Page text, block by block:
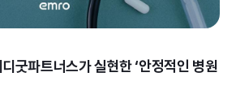
굿파트너스가 실현한 ‘안정적인 병원